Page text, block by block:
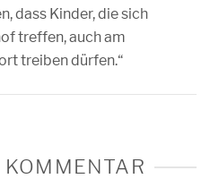
dass Kinder, die sich
treffen, auch am
treiben dürfen.“